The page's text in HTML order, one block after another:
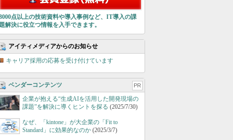
点以上の技術資料や導入事例など、IT導入の課
題解決に役立つ情報を入手できます。
アイティメディアからのお知らせ
キャリア採用の応募を受け付けています
ベンダーコンテンツ PR
企業が抱える“生成AIを活用した開発現場の
課題”を解決に導くヒントを探る (2025/7/30)
なぜ、「kintone」が大企業の「Fit to
Standard」に効果的なのか (2025/3/7)